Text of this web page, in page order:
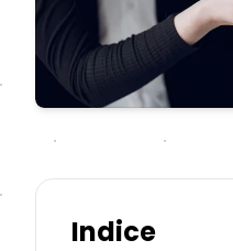
Indice